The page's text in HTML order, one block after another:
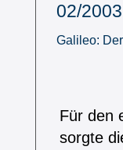
02/2003
Galileo:
Für den
sorgte